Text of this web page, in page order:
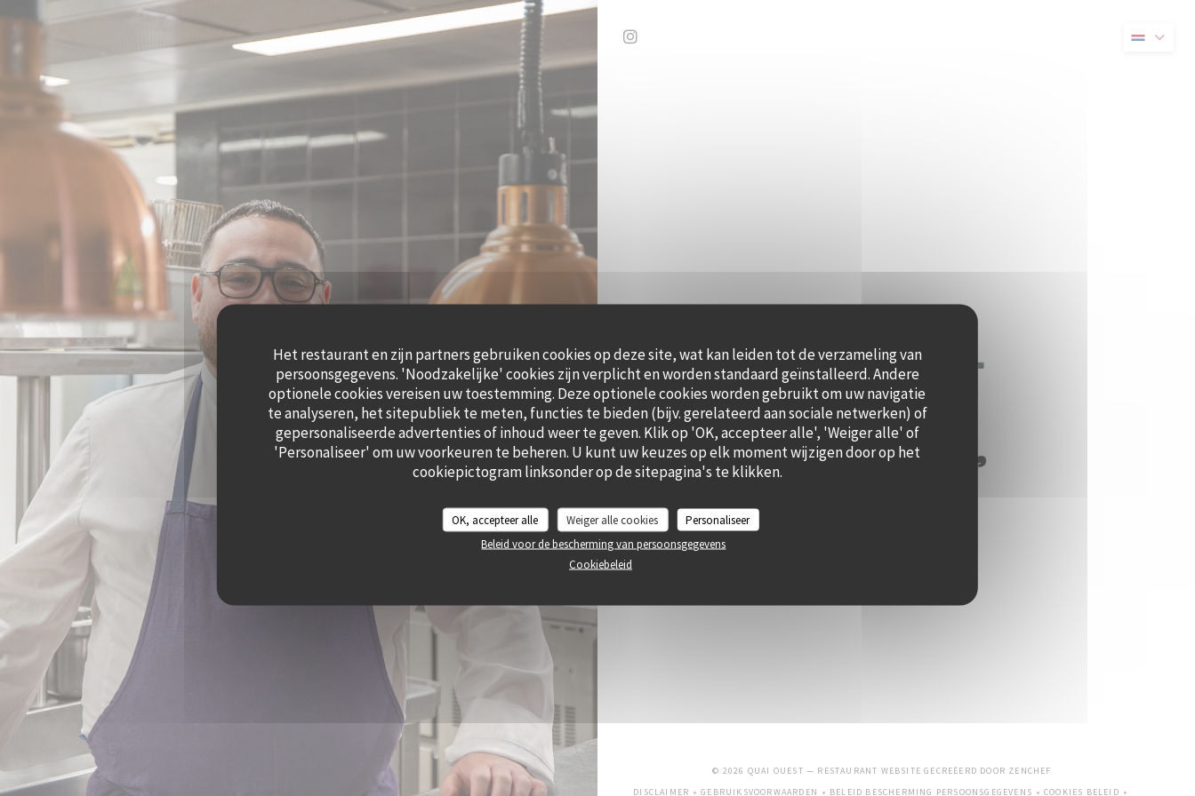
Het restaurant en zijn partners gebruiken cookies op deze site, wat kan leiden tot de verzameling van
persoonsgegevens. 'Noodzakelijke' cookies zijn verplicht en worden standaard geïnstalleerd. Andere
optionele cookies vereisen uw toestemming. Deze optionele cookies worden gebruikt om uw navigatie
te analyseren, het sitepubliek te meten, functies te bieden (bijv. gerelateerd aan sociale netwerken) of
gepersonaliseerde advertenties of inhoud weer te geven. Klik op 'OK, accepteer alle', 'Weiger alle' of
'Personaliseer' om uw voorkeuren te beheren. U kunt uw keuzes op elk moment wijzigen door op het
cookiepictogram linksonder op de sitepagina's te klikken.
OK, accepteer alle Weiger alle cookies
Personaliseer
Beleid voor de bescherming van persoonsgegevens
Cookiebeleid
Instagram ((opent in een nieuw venster))
© 2026 QUAI OUEST — RESTAURANT WEBSITE GECREËERD DOOR ZENCHEF
DISCLAIMER
GEBRUIKSVOORWAARDEN
BELEID BESCHERMING PERSOONSGEGEVENS
COOKIES BELEID